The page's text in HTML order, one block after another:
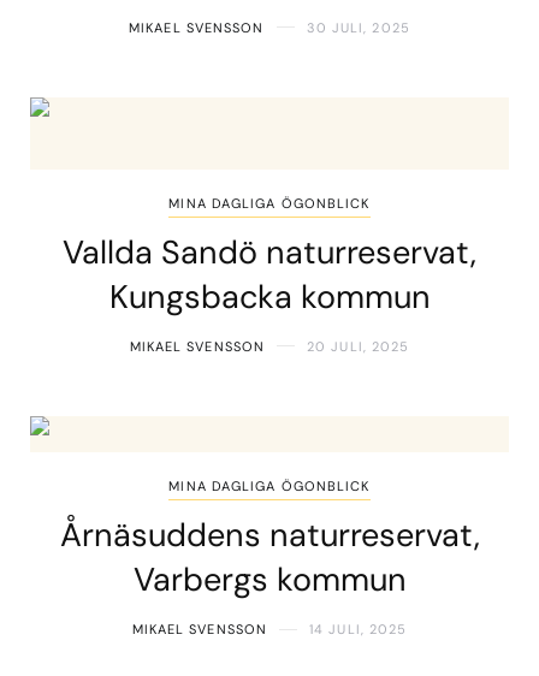
MIKAEL SVENSSON 30 JULI, 2025
MINA DAGLIGA ÖGONBLICK
Vallda Sandö naturreservat,
Kungsbacka kommun
MIKAEL SVENSSON 20 JULI, 2025
MINA DAGLIGA ÖGONBLICK
Årnäsuddens naturreservat,
Varbergs kommun
MIKAEL SVENSSON 14 JULI, 2025